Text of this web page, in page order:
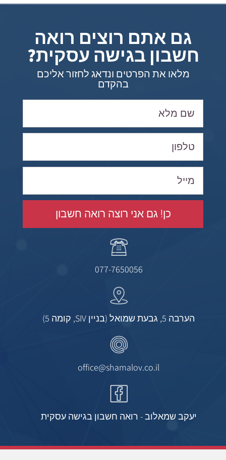
גם אתם רוצים רואה
חשבון בגישה עסקית?
מלאו את הפרטים ונדאג לחזור אליכם
בהקדם
כן! גם אני רוצה רואה חשבון
יעקב שמאלוב - רואה חשבון בגישה עסקית
office@shamalov.co.il
הערבה 5, גבעת שמואל (בניין SIV, קומה 5)
077-7650056